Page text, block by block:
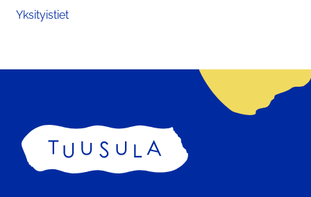
Yksityistiet
Etusivu